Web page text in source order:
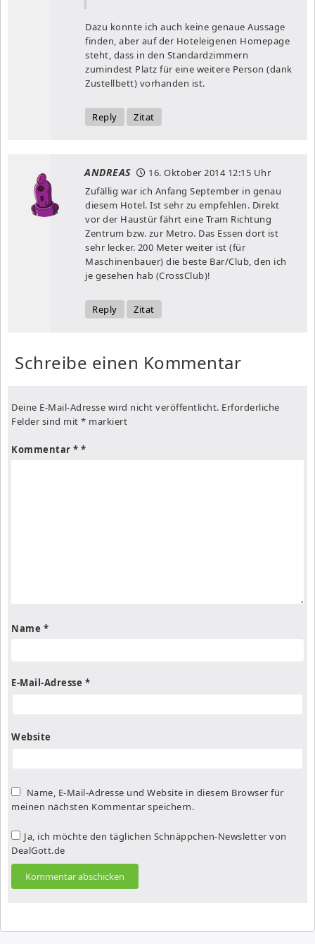
Dazu konnte ich auch keine genaue Aussage
finden, aber auf der Hoteleigenen Homepage
steht, dass in den Standardzimmern
zumindest Platz für eine weitere Person (dank
Zustellbett) vorhanden ist.
Reply Zitat
ANDREAS 16. Oktober 201412:15 Uhr
Zufällig war ich Anfang September in genau
diesem Hotel. Ist sehr zu empfehlen. Direkt
vor der Haustür fährt eine Tram Richtung
Zentrum bzw. zur Metro. Das Essen dort ist
sehr lecker. 200 Meter weiter ist (für
Maschinenbauer) die beste Bar/Club, den ich
je gesehen hab (CrossClub)!
Reply Zitat
Schreibe einen Kommentar
Deine E-Mail-Adresse wird nicht veröffentlicht. Erforderliche
Felder sind mit * markiert
Kommentar *
Name *
E-Mail-Adresse *
Website
Name, E-Mail-Adresse und Website in diesem Browser für
meinen nächsten Kommentar speichern.
Ja, ich möchte den täglichen Schnäppchen-Newsletter von
DealGott.de